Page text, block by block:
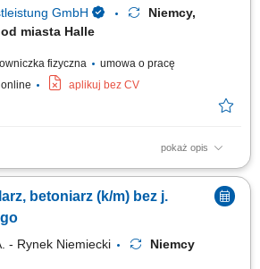
GmbH
Niemcy,
miasta Halle
fizyczna
umowa o pracę
aplikuj bez CV
pokaż opis
się w stolarce drewnianej poszukuje
elementów drewnianych do
komponentów; Montaż okien, drzwi i
betoniarz (k/m) bez j.
- Rynek Niemiecki Niemcy